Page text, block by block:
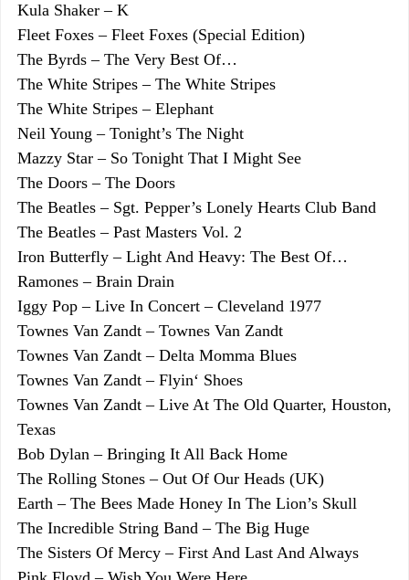
Kula Shaker – K
Fleet Foxes – Fleet Foxes (Special Edition)
The Byrds – The Very Best Of…
The White Stripes – The White Stripes
The White Stripes – Elephant
Neil Young – Tonight’s The Night
Mazzy Star – So Tonight That I Might See
The Doors – The Doors
The Beatles – Sgt. Pepper’s Lonely Hearts Club Band
The Beatles – Past Masters Vol. 2
Iron Butterfly – Light And Heavy: The Best Of…
Ramones – Brain Drain
Iggy Pop – Live In Concert – Cleveland 1977
Townes Van Zandt – Townes Van Zandt
Townes Van Zandt – Delta Momma Blues
Townes Van Zandt – Flyin‘ Shoes
Townes Van Zandt – Live At The Old Quarter, Houston,
Texas
Bob Dylan – Bringing It All Back Home
The Rolling Stones – Out Of Our Heads (UK)
Earth – The Bees Made Honey In The Lion’s Skull
The Incredible String Band – The Big Huge
The Sisters Of Mercy – First And Last And Always